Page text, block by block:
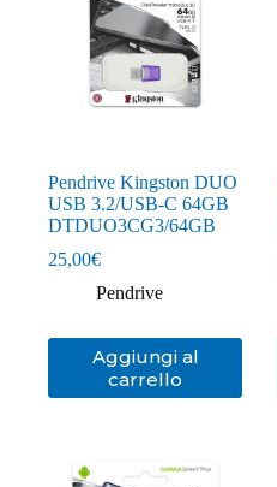
Pendrive Kingston DUO
USB 3.2/USB-C 64GB
DTDUO3CG3/64GB
25,00€
Pendrive
Aggiungi al
carrello